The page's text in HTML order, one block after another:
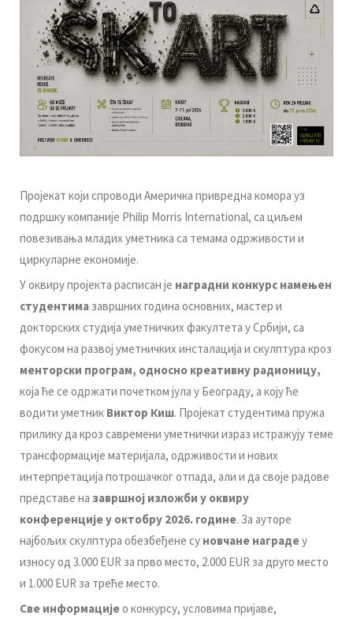
Пројекат који спроводи Америчка привредна комора уз
подршку компаније Philip Morris International, са циљем
повезивања младих уметника са темама одрживости и
циркуларне економије.
У оквиру пројекта расписан је наградни конкурс намењен
студентима завршних година основних, мастер и
докторских студија уметничких факултета у Србији, са
фокусом на развој уметничких инсталација и скулптура кроз
менторски програм, односно креативну радионицу,
која ће се одржати почетком јула у Београду, а коју ће
водити уметник Виктор Киш. Пројекат студентима пружа
прилику да кроз савремени уметнички израз истражују теме
трансформације материјала, одрживости и нових
интерпретација потрошачког отпада, али и да своје радове
представе на завршној изложби у оквиру
конференције у октобру 2026. године. За ауторе
најбољих скулптура обезбеђене су новчане наградеу
износу од 3.000 EUR за прво место, 2.000 EUR за друго место
и 1.000 EUR за треће место.
Све информацијео конкурсу, условима пријаве,